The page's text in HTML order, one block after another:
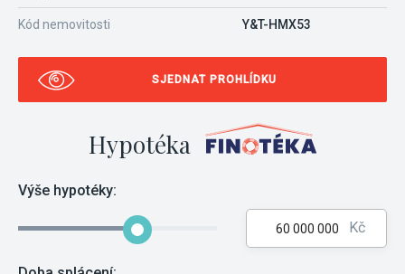
Kód nemovitosti Y&T-HMX53
SJEDNAT PROHLÍDKU
Hypotéka
Výše hypotéky:
Kč